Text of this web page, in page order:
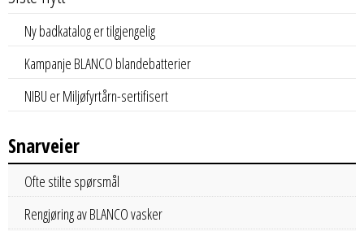
Ny badkatalog er tilgjengelig
Kampanje BLANCO blandebatterier
NIBU er Miljøfyrtårn-sertifisert
Snarveier
Ofte stilte spørsmål
Rengjøring av BLANCO vasker